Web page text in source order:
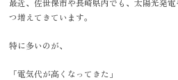
最近、佐世保市や長崎県内でも、太陽光発
つ増えてきています。
特に多いのが、
「電気代が高くなってきた」